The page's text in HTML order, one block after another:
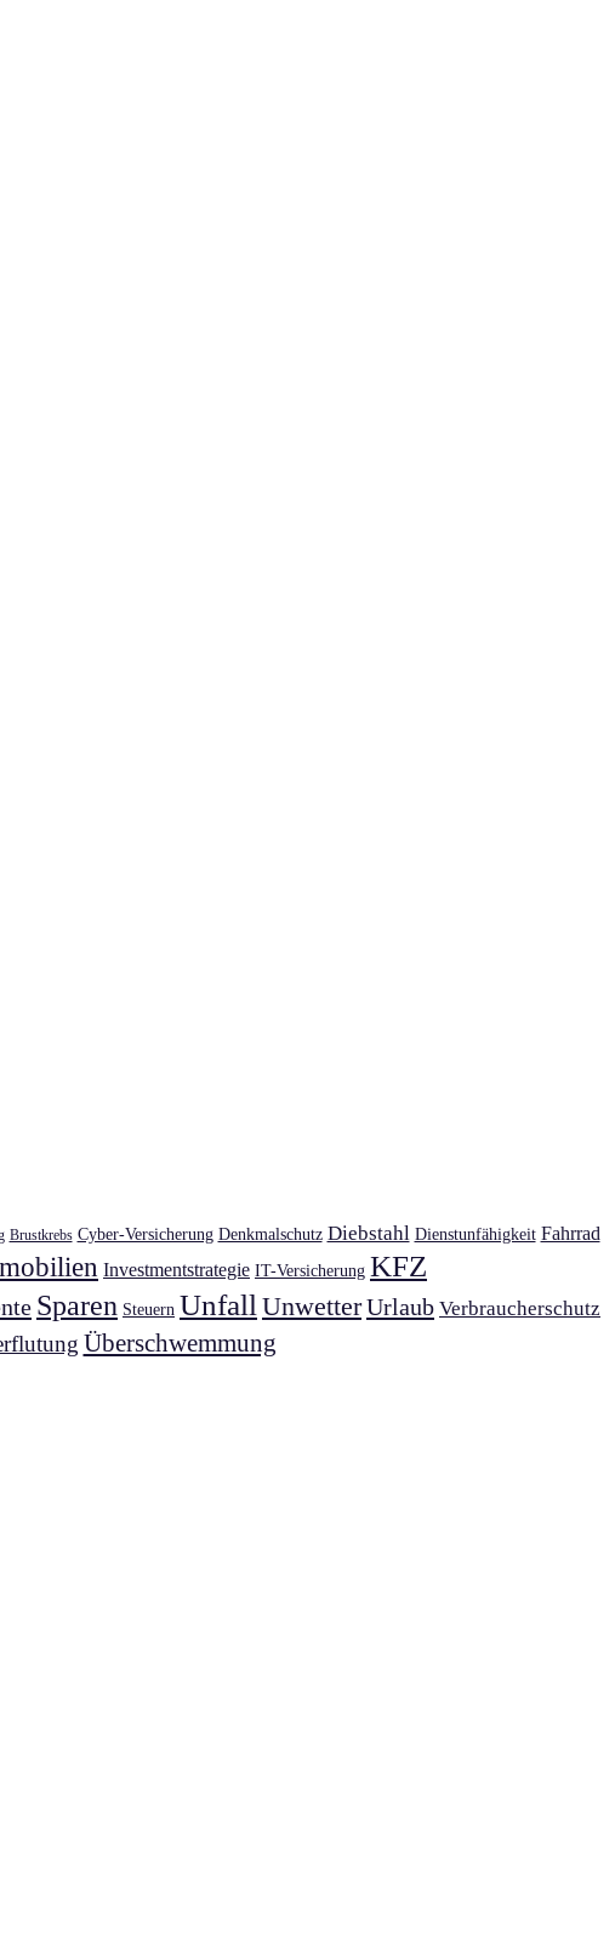
Brustkrebs Cyber-Versicherung Denkmalschutz Diebstahl Dienstunfähigkeit Fahrrad
Investmentstrategie IT-Versicherung KFZ
Sparen Steuern Unfall UnwetterUrlaub Verbraucherschutz
Überschwemmung